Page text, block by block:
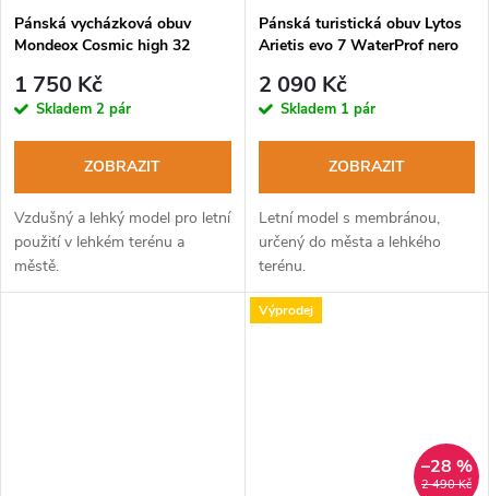
Pánská vycházková obuv
Mondeox Cosmic high 32
1 750 Kč
Skladem 2 pár
ZOBRAZIT
Vzdušný a lehký model pro letní
použití v lehkém terénu a
městě.
Pánská turistická obuv Lytos
Arietis evo 7 WaterProf nero
2 090 Kč
Skladem 1 pár
ZOBRAZIT
Letní model s membránou,
určený do města a lehkého
terénu.
Výprodej
2 490 Kč
–28 %